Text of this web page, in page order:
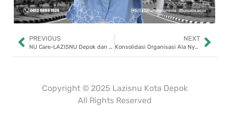
PREVIOUS
NU Care-LAZISNU Depok dan UPZIS Abadijaya Distribusikan 1.500 Kantong Plastik untuk Qurban Sukmajaya
NEXT
Konsolidasi Organisasi Ala Nyate di Momentum Idul Adha 1447 H
Copyright © 2025 Lazisnu Kota Depok
All Rights Reserved